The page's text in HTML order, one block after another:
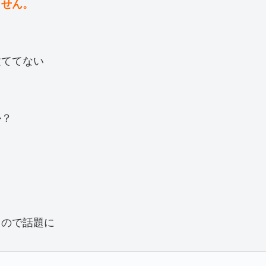
ん。
てない
で話題に